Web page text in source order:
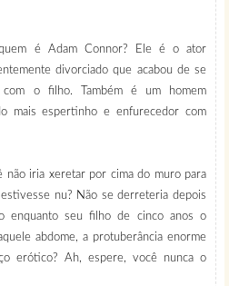
é Adam Connor? Ele é o ator
divorciado que acabou de se
o filho. Também é um homem
mais espertinho e enfurecedor com
não iria xeretar por cima do muro para
nu? Não se derreteria depois
enquanto seu filho de cinco anos o
abdome, a protuberância enorme
erótico? Ah, espere, você nunca o